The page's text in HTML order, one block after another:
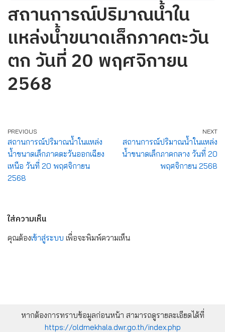
สถานการณ์ปริมาณน้ำใน
แหล่งน้ำขนาดเล็กภาคตะวัน
ตก วันที่ 20 พฤศจิกายน
2568
PREVIOUS
สถานการณ์ปริมาณน้ำในแหล่ง
น้ำขนาดเล็กภาคตะวันออกเฉียง
เหนือ วันที่ 20 พฤศจิกายน
2568
NEXT
สถานการณ์ปริมาณน้ำในแหล่ง
น้ำขนาดเล็กภาคกลาง วันที่ 20
พฤศจิกายน 2568
ใส่ความเห็น
คุณต้องเข้าสู่ระบบ เพื่อจะพิมพ์ความเห็น
หากต้องการทราบข้อมูลก่อนหน้า สามารถดูรายละเอียดได้ที่
https://oldmekhala.dwr.go.th/index.php